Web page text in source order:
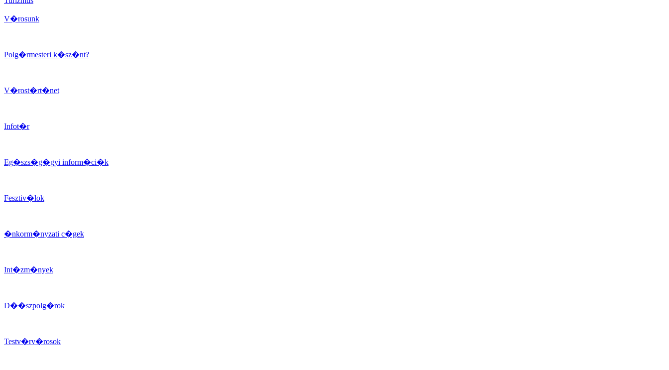
V�rosunk
Polg�rmesteri k�sz�nt?
V�rost�rt�net
Infot�r
Eg�szs�g�gyi inform�ci�k
Fesztiv�lok
�nkorm�nyzati c�gek
Int�zm�nyek
D��szpolg�rok
Testv�rv�rosok